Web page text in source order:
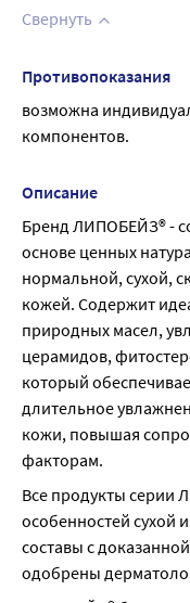
Свернуть
Противопоказания
возможна
компонентов.
Описание
Бренд ЛИПОБЕЙЗ® -
основе ценных
нормальной, сухой,
кожей. Содержит
природных масел,
церамидов,
который
длительное
кожи, повышая
факторам.
Все продукты серии
особенностей сухой
составы с
одобрены